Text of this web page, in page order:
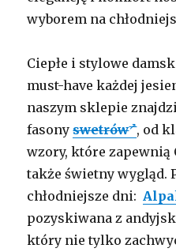
wyborem na
Ciepłe i stylowe
must-have każdej
naszym sklepie
fasonyswetrów , od
wzory, które zapewnią
także świetny wygląd.
chłodniejsze dni:
pozyskiwana z
który nie tylko